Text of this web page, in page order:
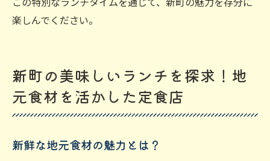
楽しんでください。
新町の美味しいランチを探求！地
元食材を活かした定食店
新鮮な地元食材の魅力とは？